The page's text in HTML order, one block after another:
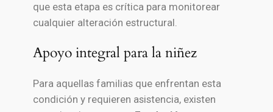
que esta etapa es crítica para monitorear
cualquier alteración estructural.
Apoyo integral para la niñez
Para aquellas familias que enfrentan esta
condición y requieren asistencia, existen